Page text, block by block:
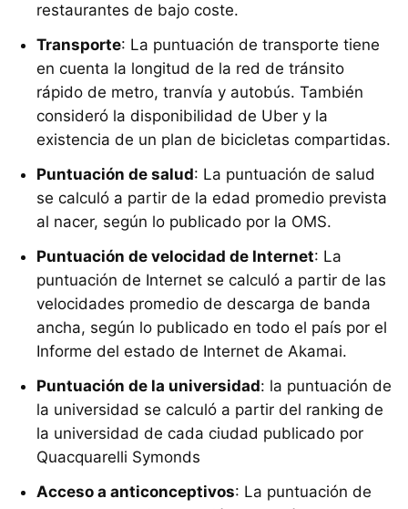
restaurantes de bajo coste.
Transporte: La puntuación de transporte tiene
en cuenta la longitud de la red de tránsito
rápido de metro, tranvía y autobús. También
consideró la disponibilidad de Uber y la
existencia de un plan de bicicletas compartidas.
Puntuación de salud: La puntuación de salud
se calculó a partir de la edad promedio prevista
al nacer, según lo publicado por la OMS.
Puntuación de velocidad de Internet: La
puntuación de Internet se calculó a partir de las
velocidades promedio de descarga de banda
ancha, según lo publicado en todo el país por el
Informe del estado de Internet de Akamai.
Puntuación de la universidad: la puntuación de
la universidad se calculó a partir del ranking de
la universidad de cada ciudad publicado por
Quacquarelli Symonds
Acceso a anticonceptivos: La puntuación de